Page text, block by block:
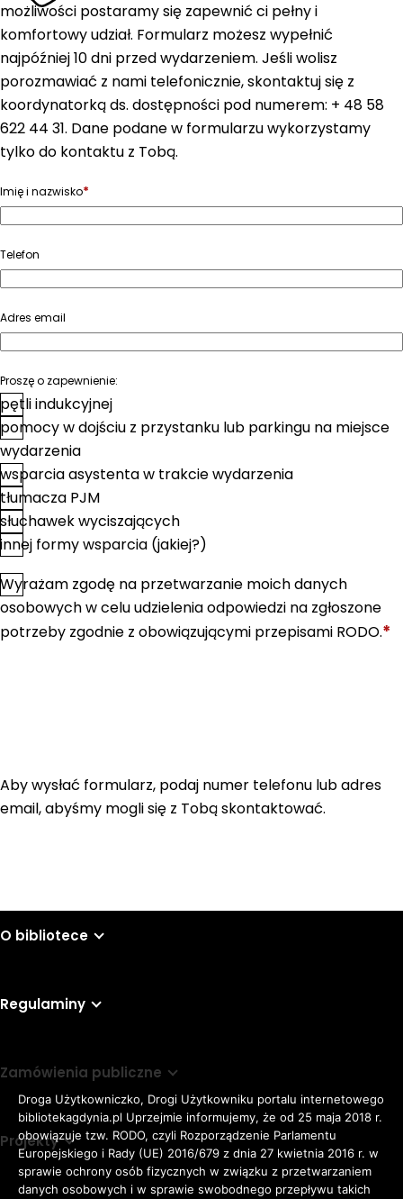
możliwości postaramy się zapewnić ci pełny i
komfortowy udział. Formularz możesz wypełnić
najpóźniej 10 dni przed wydarzeniem. Jeśli wolisz
porozmawiać z nami telefonicznie, skontaktuj się z
koordynatorką ds. dostępności pod numerem: + 48 58
622 44 31. Dane podane w formularzu wykorzystamy
tylko do kontaktu z Tobą.
Imię i nazwisko*
Telefon
Adres email
Proszę o zapewnienie:
pętli indukcyjnej
pomocy w dojściu z przystanku lub parkingu na miejsce
wydarzenia
wsparcia asystenta w trakcie wydarzenia
tłumacza PJM
słuchawek wyciszających
innej formy wsparcia (jakiej?)
Zgoda*
Wyrażam zgodę na przetwarzanie moich danych
osobowych w celu udzielenia odpowiedzi na zgłoszone
potrzeby zgodnie z obowiązującymi przepisami RODO.*
Aby wysłać formularz, podaj numer telefonu lub adres
email, abyśmy mogli się z Tobą skontaktować.
O bibliotece
Regulaminy
Zamówienia publiczne
Projekty
Droga Użytkowniczko, Drogi Użytkowniku portalu internetowego
bibliotekagdynia.pl Uprzejmie informujemy, że od 25 maja 2018 r.
obowiązuje tzw. RODO, czyli Rozporządzenie Parlamentu
Europejskiego i Rady (UE) 2016/679 z dnia 27 kwietnia 2016 r. w
sprawie ochrony osób fizycznych w związku z przetwarzaniem
danych osobowych i w sprawie swobodnego przepływu takich